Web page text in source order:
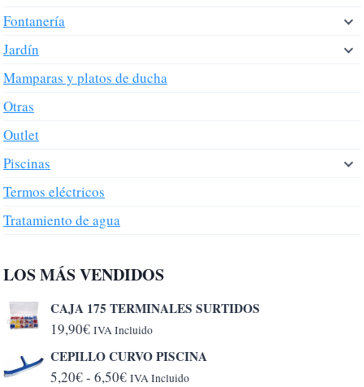
Fontanería
Jardín
Mamparas y platos de ducha
Otras
Outlet
Piscinas
Termos eléctricos
Tratamiento de agua
LOS MÁS VENDIDOS
CAJA 175 TERMINALES SURTIDOS
19,90€ IVA Incluido
CEPILLO CURVO PISCINA
5,20€- 6,50€Rango
IVA Incluido